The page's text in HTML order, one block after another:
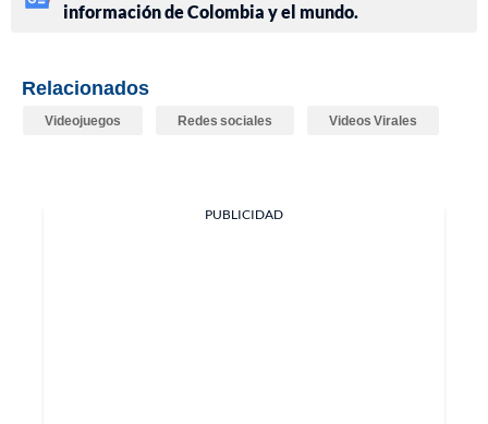
información de Colombia y el mundo.
Relacionados
Videojuegos Redes sociales Videos Virales
PUBLICIDAD